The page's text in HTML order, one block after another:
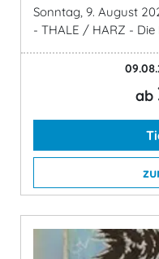
Sonntag, 9. August
- THALE / HARZ -
ab